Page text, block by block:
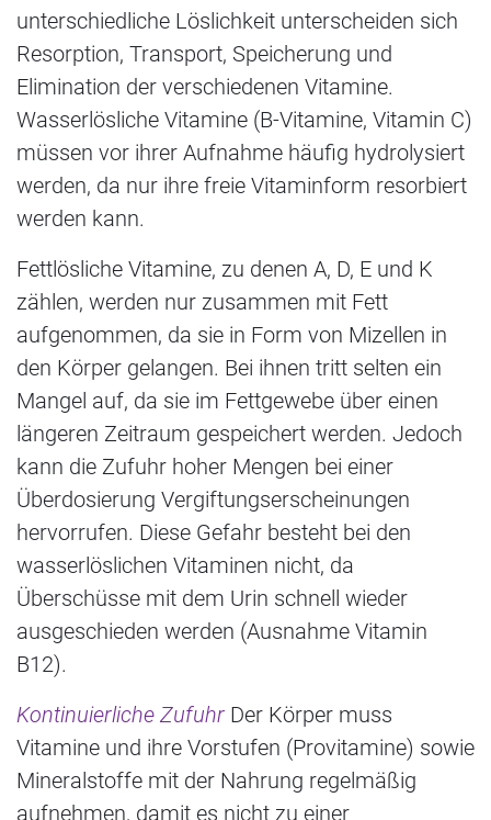
unterschiedliche Löslichkeit unterscheiden sich
Resorption, Transport, Speicherung und
Elimination der verschiedenen Vitamine.
Wasserlösliche Vitamine (B-Vitamine, Vitamin C)
müssen vor ihrer Aufnahme häufig hydrolysiert
werden, da nur ihre freie Vitaminform resorbiert
werden kann.
Fettlösliche Vitamine, zu denen A, D, E und K
zählen, werden nur zusammen mit Fett
aufgenommen, da sie in Form von Mizellen in
den Körper gelangen. Bei ihnen tritt selten ein
Mangel auf, da sie im Fettgewebe über einen
längeren Zeitraum gespeichert werden. Jedoch
kann die Zufuhr hoher Mengen bei einer
Überdosierung Vergiftungserscheinungen
hervorrufen. Diese Gefahr besteht bei den
wasserlöslichen Vitaminen nicht, da
Überschüsse mit dem Urin schnell wieder
ausgeschieden werden (Ausnahme Vitamin
B12).
Kontinuierliche Zufuhr Der Körper muss
Vitamine und ihre Vorstufen (Provitamine) sowie
Mineralstoffe mit der Nahrung regelmäßig
aufnehmen, damit es nicht zu einer